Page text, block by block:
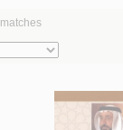
matches